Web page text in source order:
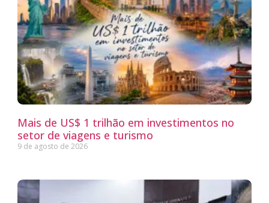
Mais de US$ 1 trilhão em investimentos no
setor de viagens e turismo
9 de agosto de 2026